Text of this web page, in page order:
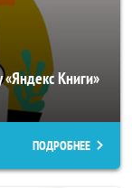
Книги»
ПОДРОБНЕЕ